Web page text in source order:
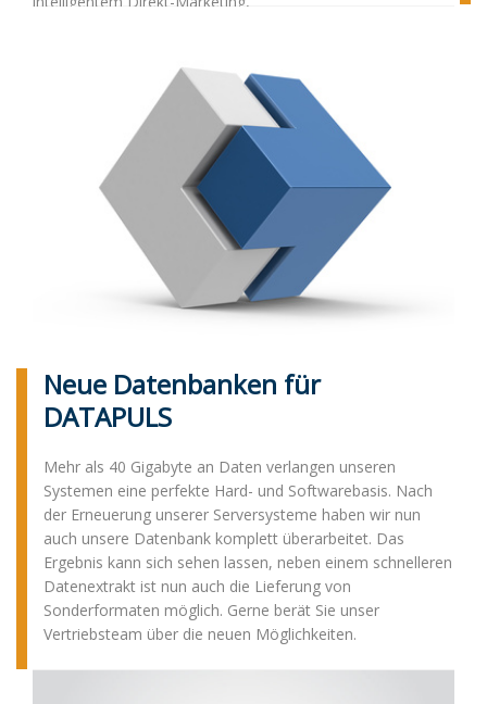
Branche vertreten. Mit optimalen Stamm- und
Adressdaten sichern Sie sich nicht nur
Wettbewerbsvorteile sondern sparen auch durch
Portooptimierung. Wir bieten Ihnen die Möglichkeit Ihre
Stammdaten kostengünstig zu optimieren!
Unser Ziel: Data Excellence.
Neue Datenbanken für
DATAPULS
Mehr als 40 Gigabyte an Daten verlangen unseren
Systemen eine perfekte Hard- und Softwarebasis. Nach
der Erneuerung unserer Serversysteme haben wir nun
auch unsere Datenbank komplett überarbeitet. Das
Ergebnis kann sich sehen lassen, neben einem schnelleren
Datenextrakt ist nun auch die Lieferung von
Sonderformaten möglich. Gerne berät Sie unser
Vertriebsteam über die neuen Möglichkeiten.